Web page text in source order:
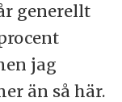
generellt
jag
än så här.